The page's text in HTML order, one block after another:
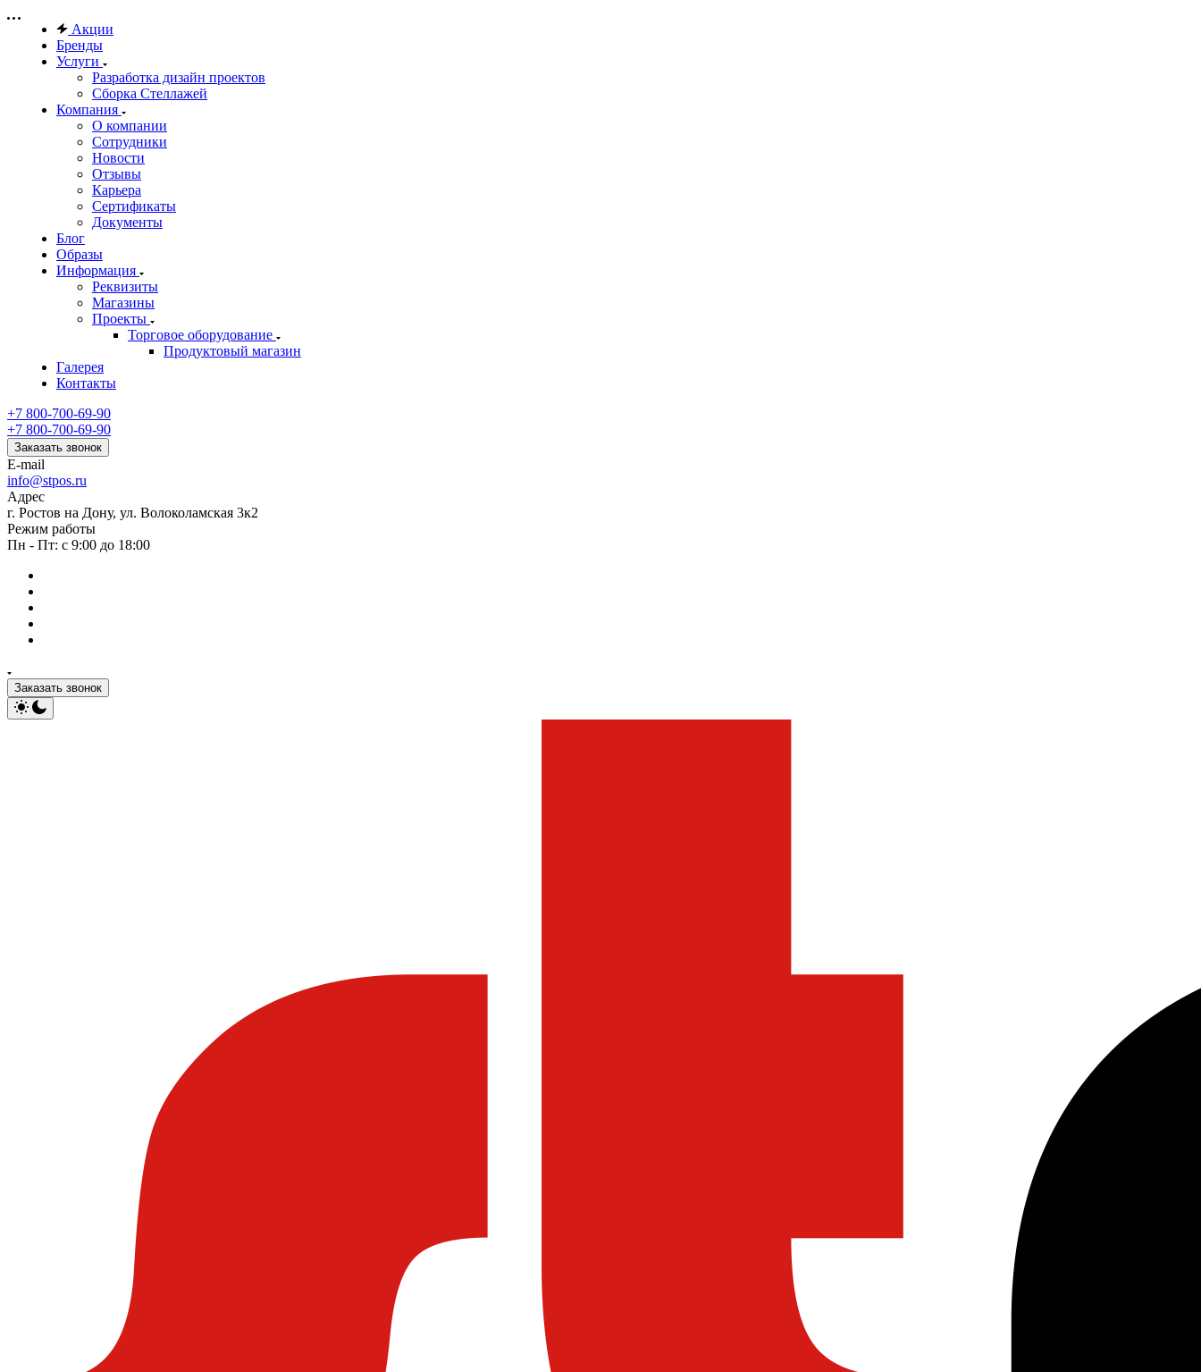
Акции
Бренды
Услуги
Разработка дизайн проектов
Сборка Стеллажей
Компания
О компании
Сотрудники
Новости
Отзывы
Карьера
Сертификаты
Документы
Блог
Образы
Информация
Реквизиты
Магазины
Проекты
Торговое оборудование
Продуктовый магазин
Галерея
Контакты
+7 800-700-69-90
+7 800-700-69-90
Заказать звонок
E-mail
info@stpos.ru
Адрес
г. Ростов на Дону, ул. Волоколамская 3к2
Режим работы
Пн - Пт: с 9:00 до 18:00
Заказать звонок